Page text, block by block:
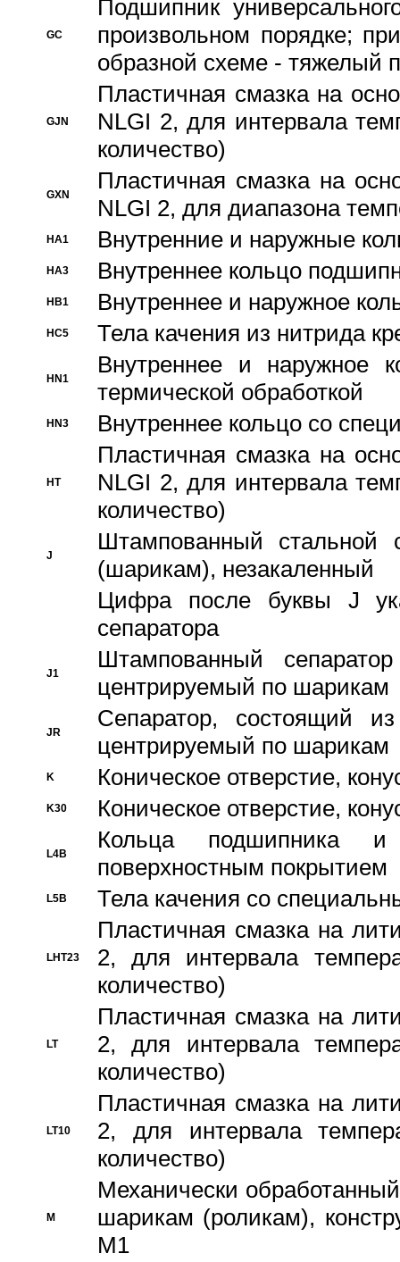
GC
Подшипник
произвольном порядке;
образной схеме - тяжелый
GJN
Пластичная смазка на
NLGI 2, для интервала
количество)
GXN
Пластичная смазка на
NLGI 2, для диапазона
HA1 Внутренние и наружные
HA3 Bнутреннее кольцо
HB1 Bнутреннее и наружное
HC5 Тела качения из нитрида
HN1
Bнутреннее и наружное
термической обработкой
HN3 Внутреннее кольцо со
HT
Пластичная смазка на
NLGI 2, для интервала
количество)
J
Штампованный стальной
(шарикам), незакаленный
Цифра после буквы J
сепаратора
J1
Штампованный
центрируемый по шарикам
JR
Сепаратор, состоящий
центрируемый по шарикам
K Коническое отверстие,
K30 Коническое отверстие,
L4B
Кольца подшипника
поверхностным покрытием
L5B Тела качения со
LHT23
Пластичная смазка на
2, для интервала
количество)
LT
Пластичная смазка на
2, для интервала
количество)
LT10
Пластичная смазка на
2, для интервала
количество)
M
Механически
шарикам (роликам),
M1